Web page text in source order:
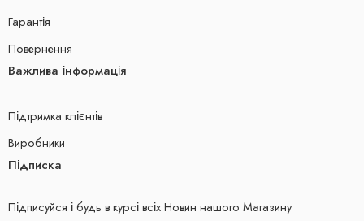
Гарантія
Повернення
Важлива інформація
Підтримка клієнтів
Виробники
Підписка
Підписуйся і будь в курсі всіх Новин нашого Магазину